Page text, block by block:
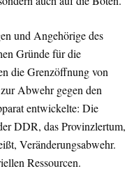
und Angehörige des
Gründe für die
die Grenzöffnung von
Abwehr gegen den
entwickelte: Die
DDR, das Provinzlertum,
Veränderungsabwehr.
Ressourcen.